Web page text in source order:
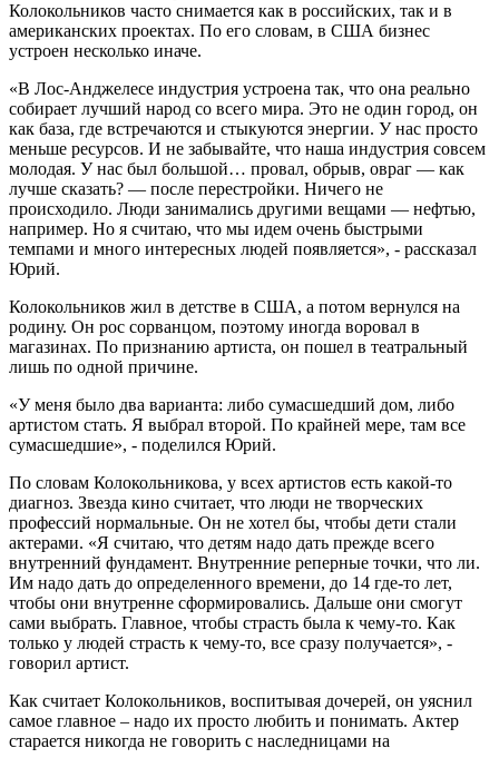
Колокольников часто снимается как в российских, так и в
американских проектах. По его словам, в США бизнес
устроен несколько иначе.
«В Лос-Анджелесе индустрия устроена так, что она реально
собирает лучший народ со всего мира. Это не один город, он
как база, где встречаются и стыкуются энергии. У нас просто
меньше ресурсов. И не забывайте, что наша индустрия совсем
молодая. У нас был большой… провал, обрыв, овраг — как
лучше сказать? — после перестройки. Ничего не
происходило. Люди занимались другими вещами — нефтью,
например. Но я считаю, что мы идем очень быстрыми
темпами и много интересных людей появляется», - рассказал
Юрий.
Колокольников жил в детстве в США, а потом вернулся на
родину. Он рос сорванцом, поэтому иногда воровал в
магазинах. По признанию артиста, он пошел в театральный
лишь по одной причине.
«У меня было два варианта: либо сумасшедший дом, либо
артистом стать. Я выбрал второй. По крайней мере, там все
сумасшедшие», - поделился Юрий.
По словам Колокольникова, у всех артистов есть какой-то
диагноз. Звезда кино считает, что люди не творческих
профессий нормальные. Он не хотел бы, чтобы дети стали
актерами. «Я считаю, что детям надо дать прежде всего
внутренний фундамент. Внутренние реперные точки, что ли.
Им надо дать до определенного времени, до 14 где-то лет,
чтобы они внутренне сформировались. Дальше они смогут
сами выбрать. Главное, чтобы страсть была к чему-то. Как
только у людей страсть к чему-то, все сразу получается», -
говорил артист.
Как считает Колокольников, воспитывая дочерей, он уяснил
самое главное – надо их просто любить и понимать. Актер
старается никогда не говорить с наследницами на